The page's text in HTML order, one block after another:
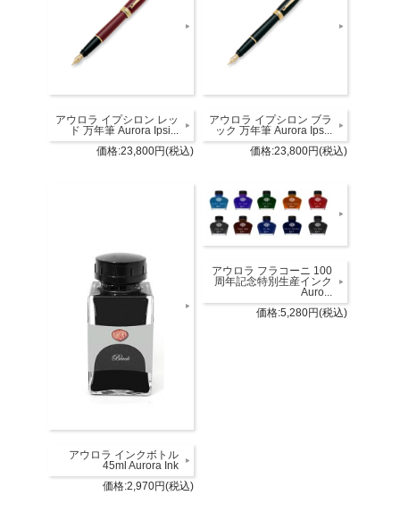
アウロラ イプシロン レッ
ド 万年筆 Aurora Ipsi...
価格:23,800円(税込)
アウロラ イプシロン ブラ
ック 万年筆 Aurora Ips...
価格:23,800円(税込)
アウロラ インクボトル
45ml Aurora Ink
価格:2,970円(税込)
アウロラ フラコーニ 100
周年記念特別生産インク
Auro...
価格:5,280円(税込)